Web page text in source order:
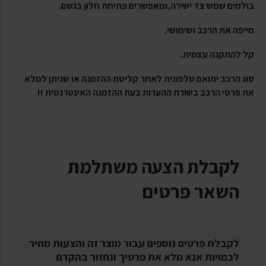
בולמים שמש צד ישירה,ומאפשרים פתיחת חלון בגשם.
מייפה את הרכב ושימושי.
קל להתקנה עצמית.
סוג הרכב יתואם טלפונית לאחר קליטת ההזמנה או שניתן למלא
את פרטי הרכב בשורת ההערות בעת ההזמנה האינטרנטית !!
לקבלת הצעה משתלמת
השאר פרטים
לקבלת פרטים נוספים עבור מוצר זה והצעות מחיר
לכמויות אנא מלא את פרטיך ונחזור בהקדם